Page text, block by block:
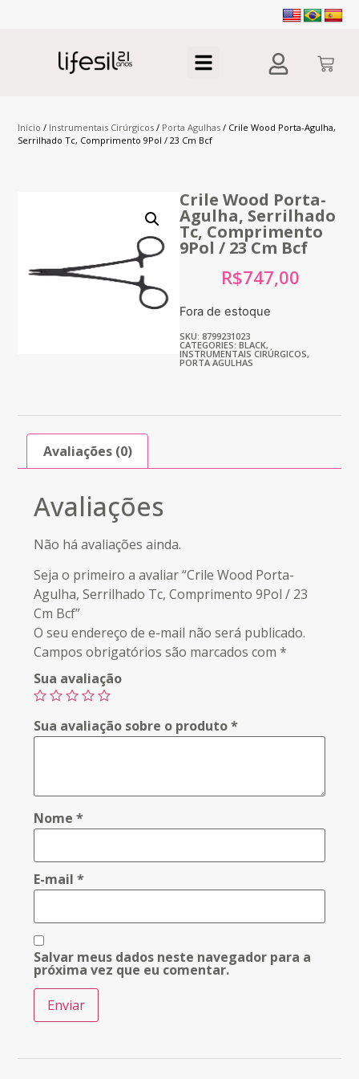
Início / Instrumentais Cirúrgicos / Porta Agulhas / Crile Wood Porta-Agulha,
Serrilhado Tc, Comprimento 9Pol / 23 Cm Bcf
Crile Wood Porta-
Agulha, Serrilhado
Tc, Comprimento
9Pol / 23 Cm Bcf
R$747,00
Fora de estoque
SKU: 8799231023
CATEGORIES: BLACK,
INSTRUMENTAIS CIRÚRGICOS,
PORTA AGULHAS
Avaliações (0)
Avaliações
Não há avaliações ainda.
Seja o primeiro a avaliar “Crile Wood Porta-
Agulha, Serrilhado Tc, Comprimento 9Pol / 23
Cm Bcf”
O seu endereço de e-mail não será publicado.
Campos obrigatórios são marcados com*
Sua avaliação
Sua avaliação sobre o produto*
Nome*
E-mail*
Salvar meus dados neste navegador para a
próxima vez que eu comentar.